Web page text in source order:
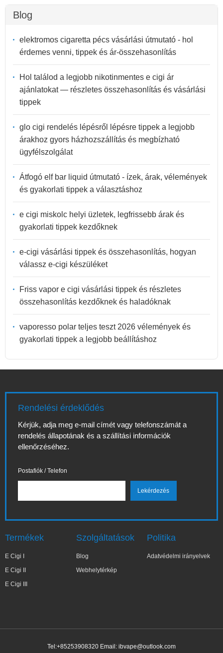
Blog
elektromos cigaretta pécs vásárlási útmutató - hol
érdemes venni, tippek és ár-összehasonlítás
Hol találod a legjobb nikotinmentes e cigi ár
ajánlatokat — részletes összehasonlítás és vásárlási
tippek
glo cigi rendelés lépésről lépésre tippek a legjobb
árakhoz gyors házhozszállítás és megbízható
ügyfélszolgálat
Átfogó elf bar liquid útmutató - ízek, árak, vélemények
és gyakorlati tippek a választáshoz
e cigi miskolc helyi üzletek, legfrissebb árak és
gyakorlati tippek kezdőknek
e-cigi vásárlási tippek és összehasonlítás, hogyan
válassz e-cigi készüléket
Friss vapor e cigi vásárlási tippek és részletes
összehasonlítás kezdőknek és haladóknak
vaporesso polar teljes teszt 2026 vélemények és
gyakorlati tippek a legjobb beállításhoz
Rendelési érdeklődés
Kérjük, adja meg e-mail címét vagy telefonszámát a
rendelés állapotának és a szállítási információk
ellenőrzéséhez.
Postafiók / Telefon
Termékek
E Cigi I
E Cigi II
E Cigi III
Szolgáltatások
Blog
Webhelytérkép
Politika
Adatvédelmi irányelvek
Tel:+85253908320 Email: ibvape@outlook.com